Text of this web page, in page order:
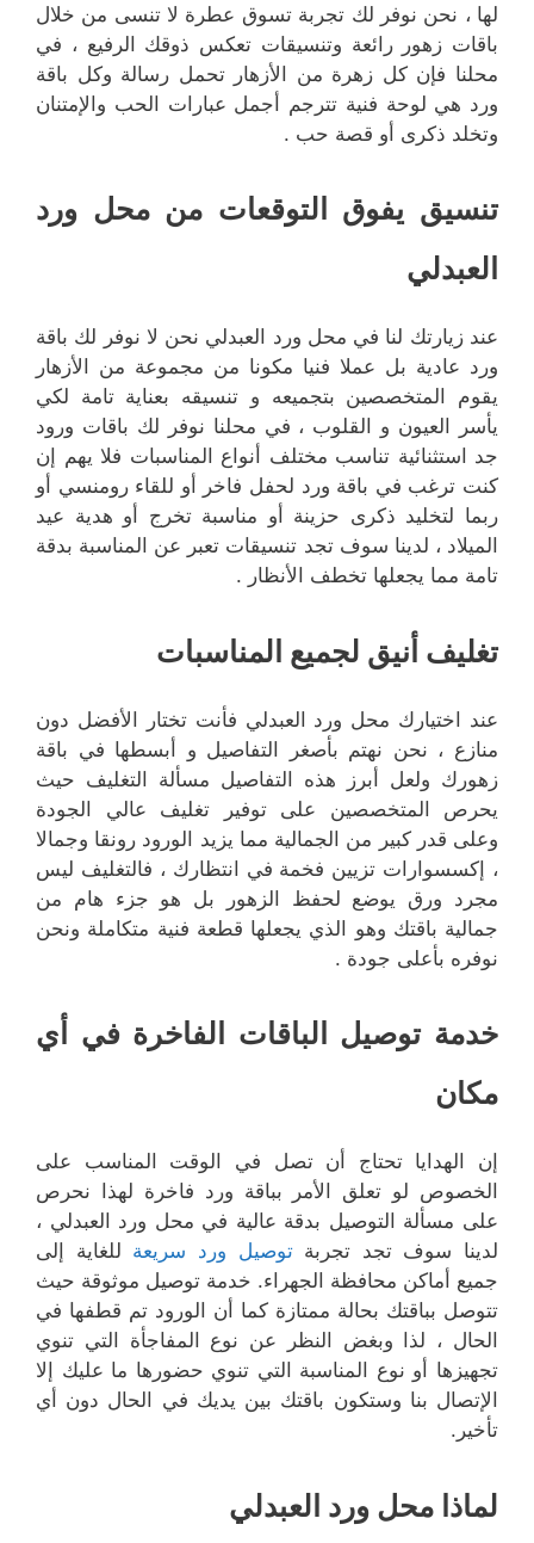
لها ، نحن نوفر لك تجربة تسوق عطرة لا تنسى من خلال
باقات زهور رائعة وتنسيقات تعكس ذوقك الرفيع ، في
محلنا فإن كل زهرة من الأزهار تحمل رسالة وكل باقة
ورد هي لوحة فنية تترجم أجمل عبارات الحب والإمتنان
وتخلد ذكرى أو قصة حب .
تنسيق يفوق التوقعات من محل ورد
العبدلي
عند زيارتك لنا في محل ورد العبدلي نحن لا نوفر لك باقة
ورد عادية بل عملا فنيا مكونا من مجموعة من الأزهار
يقوم المتخصصين بتجميعه و تنسيقه بعناية تامة لكي
يأسر العيون و القلوب ، في محلنا نوفر لك باقات ورود
جد استثنائية تناسب مختلف أنواع المناسبات فلا يهم إن
كنت ترغب في باقة ورد لحفل فاخر أو للقاء رومنسي أو
ربما لتخليد ذكرى حزينة أو مناسبة تخرج أو هدية عيد
الميلاد ، لدينا سوف تجد تنسيقات تعبر عن المناسبة بدقة
تامة مما يجعلها تخطف الأنظار .
تغليف أنيق لجميع المناسبات
عند اختيارك محل ورد العبدلي فأنت تختار الأفضل دون
منازع ، نحن نهتم بأصغر التفاصيل و أبسطها في باقة
زهورك ولعل أبرز هذه التفاصيل مسألة التغليف حيث
يحرص المتخصصين على توفير تغليف عالي الجودة
وعلى قدر كبير من الجمالية مما يزيد الورود رونقا وجمالا
، إكسسوارات تزيين فخمة في انتظارك ، فالتغليف ليس
مجرد ورق يوضع لحفظ الزهور بل هو جزء هام من
جمالية باقتك وهو الذي يجعلها قطعة فنية متكاملة ونحن
نوفره بأعلى جودة .
خدمة توصيل الباقات الفاخرة في أي
مكان
إن الهدايا تحتاج أن تصل في الوقت المناسب على
الخصوص لو تعلق الأمر بباقة ورد فاخرة لهذا نحرص
على مسألة التوصيل بدقة عالية في محل ورد العبدلي ،
لدينا سوف تجد تجربة توصيل ورد سريعة للغاية إلى
جميع أماكن محافظة الجهراء. خدمة توصيل موثوقة حيث
تتوصل بباقتك بحالة ممتازة كما أن الورود تم قطفها في
الحال ، لذا وبغض النظر عن نوع المفاجأة التي تنوي
تجهيزها أو نوع المناسبة التي تنوي حضورها ما عليك إلا
الإتصال بنا وستكون باقتك بين يديك في الحال دون أي
تأخير.
لماذا محل ورد العبدلي